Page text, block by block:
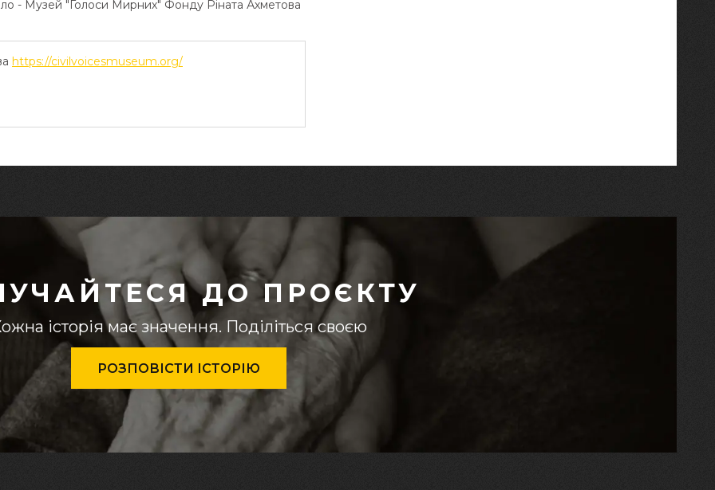
- Музей "Голоси Мирних" Фонду Ріната Ахметова
https://civilvoicesmuseum.org/
ДО ПРОЄКТУ
історія має значення. Поділіться своєю
РОЗПОВІСТИ ІСТОРІЮ